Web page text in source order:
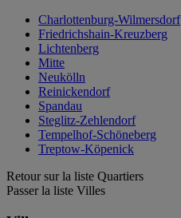
Charlottenburg-Wilmersdorf
Friedrichshain-Kreuzberg
Lichtenberg
Mitte
Neukölln
Reinickendorf
Spandau
Steglitz-Zehlendorf
Tempelhof-Schöneberg
Treptow-Köpenick
Retour sur la liste Quartiers
Passer la liste Villes